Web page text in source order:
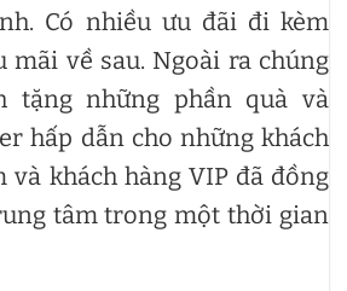
Có nhiều ưu đãi đi kèm
mãi về sau. Ngoài ra chúng
tặng những phần quà và
hấp dẫn cho những khách
và khách hàng VIP đã đồng
tâm trong một thời gian